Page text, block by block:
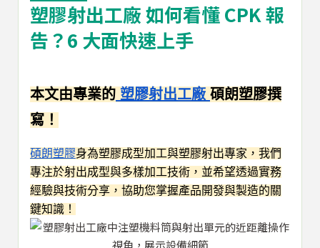
塑膠射出工廠 如何看懂 CPK 報
告？6 大面快速上手
本文由專業的 塑膠射出工廠 碩朗塑膠撰
寫！
碩朗塑膠身為塑膠成型加工與塑膠射出專家，我們
專注於射出成型與多樣加工技術，並希望透過實務
經驗與技術分享，協助您掌握產品開發與製造的關
鍵知識！